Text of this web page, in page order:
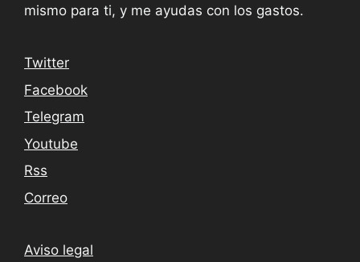
mismo para ti, y me ayudas con los gastos.
Twitter
Facebook
Telegram
Youtube
Rss
Correo
Aviso legal